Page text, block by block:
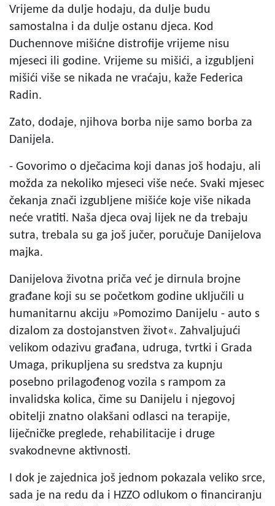
Vrijeme da dulje hodaju, da dulje budu
samostalna i da dulje ostanu djeca. Kod
Duchennove mišićne distrofije vrijeme nisu
mjeseci ili godine. Vrijeme su mišići, a izgubljeni
mišići više se nikada ne vraćaju, kaže Federica
Radin.
Zato, dodaje, njihova borba nije samo borba za
Danijela.
- Govorimo o dječacima koji danas još hodaju, ali
možda za nekoliko mjeseci više neće. Svaki mjesec
čekanja znači izgubljene mišiće koje više nikada
neće vratiti. Naša djeca ovaj lijek ne da trebaju
sutra, trebala su ga još jučer, poručuje Danijelova
majka.
Danijelova životna priča već je dirnula brojne
građane koji su se početkom godine uključili u
humanitarnu akciju »Pomozimo Danijelu - auto s
dizalom za dostojanstven život«. Zahvaljujući
velikom odazivu građana, udruga, tvrtki i Grada
Umaga, prikupljena su sredstva za kupnju
posebno prilagođenog vozila s rampom za
invalidska kolica, čime su Danijelu i njegovoj
obitelji znatno olakšani odlasci na terapije,
liječničke preglede, rehabilitacije i druge
svakodnevne aktivnosti.
I dok je zajednica još jednom pokazala veliko srce,
sada je na redu da i HZZO odlukom o financiranju